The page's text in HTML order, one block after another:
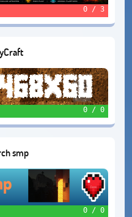
0 / 3
0 / 0
smp
0 / 0